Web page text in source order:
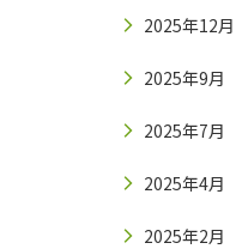
2025年12月
2025年9月
2025年7月
2025年4月
2025年2月